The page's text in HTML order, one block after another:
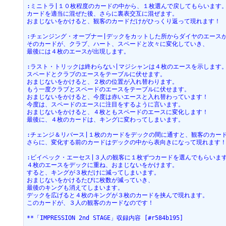
:ミニトラ|１０枚程度のカードの中から、１枚選んで戻してもらいます。
カードを適当に混ぜた後、さらに裏表交互に混ぜます。
おまじないをかけると、観客のカードだけがひっくり返って現れます！
:チェンジング・オープナー|デックをカットした所からダイヤのエースが
そのカードが、クラブ、ハート、スペードと次々に変化していき、
最後には４枚のエースが出現します。
:ラスト・トリックは終わらない|マジシャンは４枚のエースを示します。
スペードとクラブのエースをテーブルに伏せます。
おまじないをかけると、２枚の位置が入れ替わります。
もう一度クラブとスペードのエースをテーブルに伏せます。
おまじないをかけると、今度は赤いエースと入れ替わっています！
今度は、スペードのエースに注目をするように言います。
おまじないをかけると、４枚ともスペードのエースに変化します！
最後に、４枚のカードは、キングに変わってしまいます。
:チェンジ＆リバース|１枚のカードをデックの間に通すと、観客のカー
さらに、変化する前のカードはデックの中から表向きになって現れます！
:ビイペック・エーセス|３人の観客に１枚ずつカードを選んでもらいます
４枚のエースをデックに重ね、おまじないをかけます。
すると、キングが３枚だけに減ってしまいます。
おまじないをかけるたびに枚数が減っていき、
最後のキングも消えてしまいます。
デックを広げると４枚のキングが３枚のカードを挟んで現れます。
このカードが、３人の観客のカードなのです！
**「IMPRESSION 2nd STAGE」収録内容 [#r584b195]